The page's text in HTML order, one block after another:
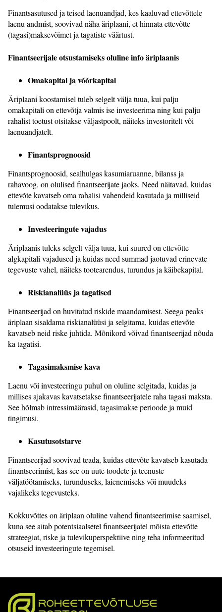
Finantsasutused ja teised laenuandjad, kes kaaluvad ettevõttele
laenu andmist, soovivad näha äriplaani, et hinnata ettevõtte
(tagasi)maksevõimet ja tagatiste väärtust.
Finantseerijale otsustamiseks oluline info äriplaanis
Omakapital ja võõrkapital
Äriplaani koostamisel tuleb selgelt välja tuua, kui palju
omakapitali on ettevõtja valmis ise investeerima ning kui palju
rahalist toetust otsitakse väljastpoolt, näiteks investoritelt või
laenuandjatelt.
Finantsprognoosid
Finantsprognoosid, sealhulgas kasumiaruanne, bilanss ja
rahavoog, on olulised finantseerijate jaoks. Need näitavad, kuidas
ettevõte kavatseb oma rahalisi vahendeid kasutada ja milliseid
tulemusi oodatakse tulevikus.
Investeeringute vajadus
Äriplaanis tuleks selgelt välja tuua, kui suured on ettevõtte
algkapitali vajadused ja kuidas need summad jaotuvad erinevate
tegevuste vahel, näiteks tootearendus, turundus ja käibekapital.
Riskianalüüs ja tagatised
Finantseerijad on huvitatud riskide maandamisest. Seega peaks
äriplaan sisaldama riskianalüüsi ja selgitama, kuidas ettevõte
kavatseb neid riske juhtida. Mõnikord võivad finantseerijad nõuda
ka tagatisi.
Tagasimaksmise kava
Laenu või investeeringu puhul on oluline selgitada, kuidas ja
millises ajakavas kavatsetakse finantseerijatele raha tagasi maksta.
See hõlmab intressimäärasid, tagasimakse perioode ja muid
tingimusi.
Kasutusotstarve
Finantseerijad soovivad teada, kuidas ettevõte kavatseb kasutada
finantseerimist, kas see on uute toodete ja teenuste
väljatöötamiseks, turunduseks, laienemiseks või muudeks
vajalikeks tegevusteks.
Kokkuvõttes on äriplaan oluline vahend finantseerimise saamisel,
kuna see aitab potentsiaalsetel finantseerijatel mõista ettevõtte
strateegiat, riske ja tulevikuperspektiive ning teha informeeritud
otsuseid investeeringute tegemisel.